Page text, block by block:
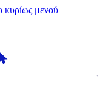
μενού